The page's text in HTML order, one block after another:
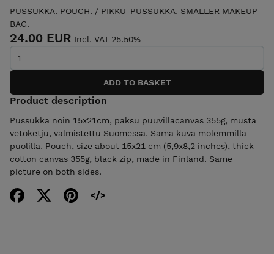
PUSSUKKA. POUCH. / PIKKU-PUSSUKKA. SMALLER MAKEUP
BAG.
24.00 EUR Incl. VAT 25.50%
Product description
Pussukka noin 15x21cm, paksu puuvillacanvas 355g, musta
vetoketju, valmistettu Suomessa. Sama kuva molemmilla
puolilla. Pouch, size about 15x21 cm (5,9x8,2 inches), thick
cotton canvas 355g, black zip, made in Finland. Same
picture on both sides.